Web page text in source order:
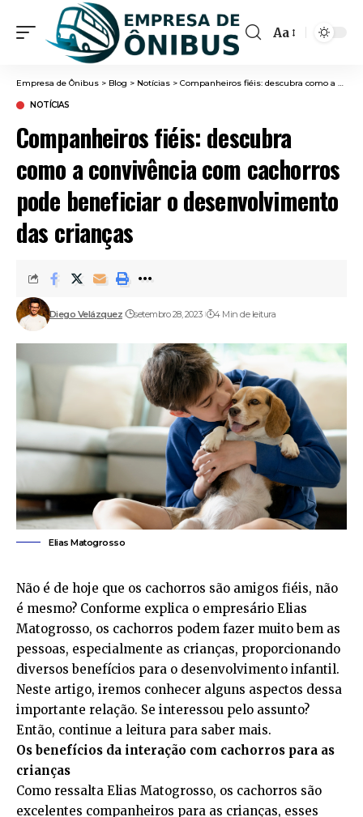
Font
Aa
Empresa de Ônibus > Blog > Notícias > Companheiros fiéis: descubra como a convivência com cachorros pode beneficiar o desenvolvimento das crianças
NOTÍCIAS
Companheiros fiéis: descubra
como a convivência com cachorros
pode beneficiar o desenvolvimento
das crianças
Diego Velázquez setembro 28, 2023 4 Min de leitura
Elias Matogrosso
Não é de hoje que os cachorros são amigos fiéis, não
é mesmo? Conforme explica o empresário Elias
Matogrosso, os cachorros podem fazer muito bem as
pessoas, especialmente as crianças, proporcionando
diversos benefícios para o desenvolvimento infantil.
Neste artigo, iremos conhecer alguns aspectos dessa
importante relação. Se interessou pelo assunto?
Então, continue a leitura para saber mais.
Os benefícios da interação com cachorros para as
crianças
Como ressalta Elias Matogrosso, os cachorros são
excelentes companheiros para as crianças, esses